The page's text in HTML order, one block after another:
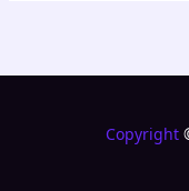
Copyright